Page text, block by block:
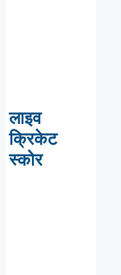
लाइव
क्रिकेट
स्कोर